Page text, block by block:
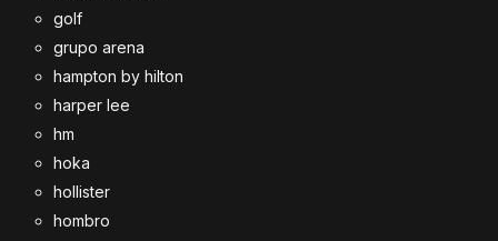
golf
grupo arena
hampton by hilton
harper lee
hm
hoka
hollister
hombro